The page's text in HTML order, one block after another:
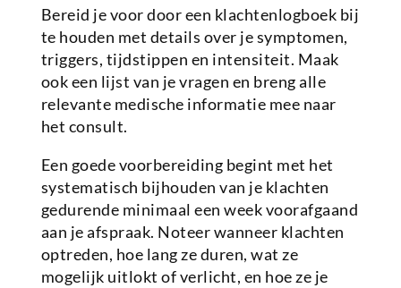
Bereid je voor door een klachtenlogboek bij
te houden met details over je symptomen,
triggers, tijdstippen en intensiteit. Maak
ook een lijst van je vragen en breng alle
relevante medische informatie mee naar
het consult.
Een goede voorbereiding begint met het
systematisch bijhouden van je klachten
gedurende minimaal een week voorafgaand
aan je afspraak. Noteer wanneer klachten
optreden, hoe lang ze duren, wat ze
mogelijk uitlokt of verlicht, en hoe ze je